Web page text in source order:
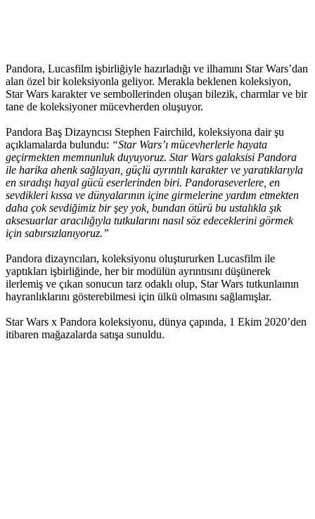
Pandora, Lucasfilm işbirliğiyle hazırladığı ve ilhamını Star Wars’dan
alan özel bir koleksiyonla geliyor. Merakla beklenen koleksiyon,
Star Wars karakter ve sembollerinden oluşan bilezik, charmlar ve bir
tane de koleksiyoner mücevherden oluşuyor.
Pandora Baş Dizayncısı Stephen Fairchild, koleksiyona dair şu
açıklamalarda bulundu: “Star Wars’ı mücevherlerle hayata
geçirmekten memnunluk duyuyoruz. Star Wars galaksisi Pandora
ile harika ahenk sağlayan, güçlü ayrıntılı karakter ve yaratıklarıyla
en sıradışı hayal gücü eserlerinden biri. Pandoraseverlere, en
sevdikleri kıssa ve dünyalarının içine girmelerine yardım etmekten
daha çok sevdiğimiz bir şey yok, bundan ötürü bu ustalıkla şık
aksesuarlar aracılığıyla tutkularını nasıl söz edeceklerini görmek
için sabırsızlanıyoruz.”
Pandora dizayncıları, koleksiyonu oluştururken Lucasfilm ile
yaptıkları işbirliğinde, her bir modülün ayrıntısını düşünerek
ilerlemiş ve çıkan sonucun tarz odaklı olup, Star Wars tutkunlaının
hayranlıklarını gösterebilmesi için ülkü olmasını sağlamışlar.
Star Wars x Pandora koleksiyonu, dünya çapında, 1 Ekim 2020’den
itibaren mağazalarda satışa sunuldu.